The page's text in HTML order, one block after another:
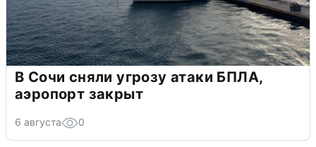
В Сочи сняли угрозу атаки БПЛА,
аэропорт закрыт
6 августа 0